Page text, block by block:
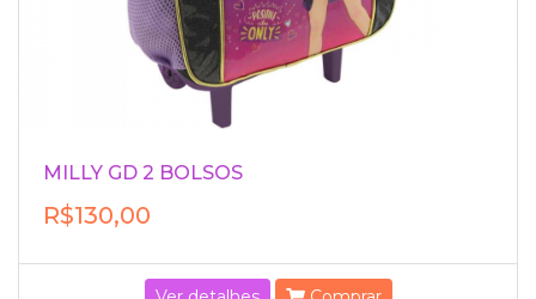
MILLY GD 2 BOLSOS
R$130,00